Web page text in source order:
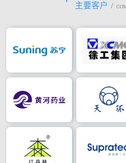
主要客户 /